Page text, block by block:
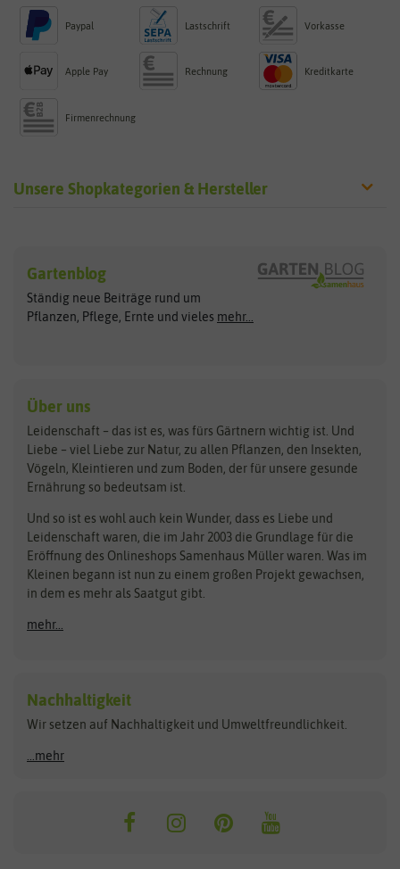
Paypal Lastschrift Vorkasse
Apple Pay Rechnung Kreditkarte
Firmenrechnung
Unsere Shopkategorien & Hersteller
Exotische Samen
Gemüsesamen
Gründünger
Kräutersamen
Obstsamen
Pilzbrut
Rasensamen
Steckzwiebeln
Zimmer & Kübelpflanzen
Kataloge
Schnäppchen
Anzucht & Gartenzubehör
Anzuchtschalen
Heizmatte & Heizkabel
Kokos-Quelltabletten
Zimmergewächshaus
Arche Noah
ASB Greenworld
Benary
Bingenheimer Saatgut
Bionana
BIOWOL
Blumicorn
Bûten Birds
Carl Pabst
Clever Pots
COMPO
Dürr-Samen
Feldsaaten Freudenberger
Fertil
Flora Elite
Florissa
Flortis
Franchi Sementi
Hortitops
JUB Holland
Gartenblog
Ständig neue Beiträge rund um
Pflanzen, Pflege, Ernte und vieles mehr...
Über uns
Leidenschaft – das ist es, was fürs Gärtnern wichtig ist. Und
Liebe – viel Liebe zur Natur, zu allen Pflanzen, den Insekten,
Vögeln, Kleintieren und zum Boden, der für unsere gesunde
Ernährung so bedeutsam ist.
Und so ist es wohl auch kein Wunder, dass es Liebe und
Leidenschaft waren, die im Jahr 2003 die Grundlage für die
Eröffnung des Onlineshops Samenhaus Müller waren. Was im
Kleinen begann ist nun zu einem großen Projekt gewachsen,
in dem es mehr als Saatgut gibt.
mehr...
Nachhaltigkeit
Wir setzen auf Nachhaltigkeit und Umweltfreundlichkeit.
...mehr